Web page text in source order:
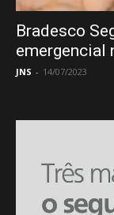
Bradesco
emergencial
JNS - 14/07/2023